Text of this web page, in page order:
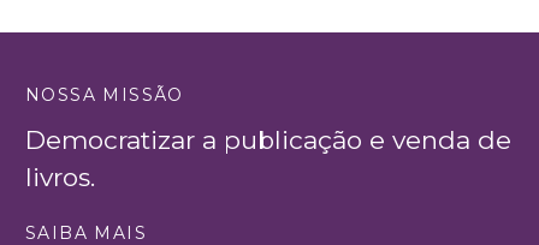
NOSSA MISSÃO
Democratizar a publicação e venda de
livros.
SAIBA MAIS